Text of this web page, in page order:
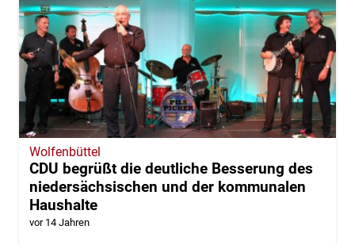
Wolfenbüttel
CDU begrüßt die deutliche Besserung des
niedersächsischen und der kommunalen
Haushalte
vor 14 Jahren